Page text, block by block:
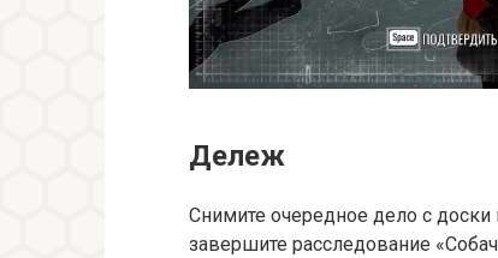
Дележ
Снимите очередное дело с доски
завершите расследование